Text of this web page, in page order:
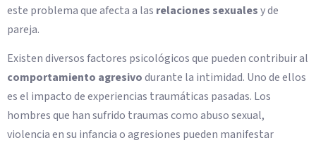
este problema que afecta a las relaciones sexualesy de
pareja.
Existen diversos factores psicológicos que pueden contribuir al
comportamiento agresivodurante la intimidad. Uno de ellos
es el impacto de experiencias traumáticas pasadas. Los
hombres que han sufrido traumas como abuso sexual,
violencia en su infancia o agresiones pueden manifestar